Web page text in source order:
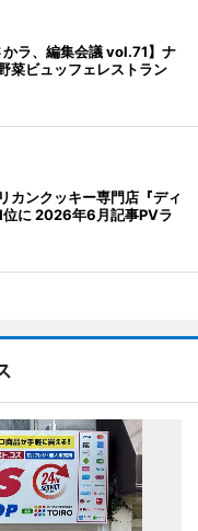
かラ、編集会議 vol.71】ナ
菜ビュッフェレストラン
カンクッキー専門店『ディ
位に 2026年6月記事PVラ